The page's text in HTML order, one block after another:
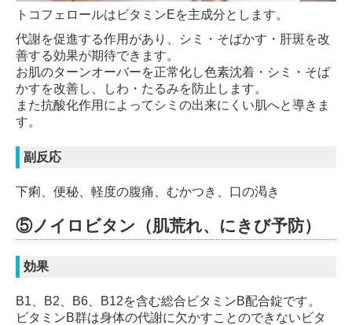
トコフェロールはビタミンEを主成分とします。
代謝を促進する作用があり、シミ・そばかす・肝斑を改
善する効果が期待できます。
お肌のターンオーバーを正常化し色素沈着・シミ・そば
かすを改善し、しわ・たるみを防止します。
また抗酸化作用によってシミの出来にくい肌へと導きま
す。
副反応
下痢、便秘、軽度の腹痛、むかつき、口の渇き
⑤ノイロビタン（肌荒れ、にきび予防）
効果
B1、B2、B6、B12を含む総合ビタミンB配合錠です。
ビタミンB群は身体の代謝に欠かすことのできないビタ